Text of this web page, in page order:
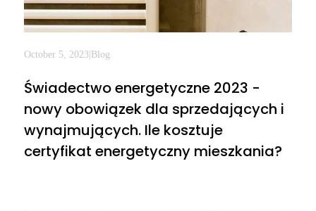
October 5, 2023|Blog
Świadectwo energetyczne 2023 -
nowy obowiązek dla sprzedających i
wynajmujących. Ile kosztuje
certyfikat energetyczny mieszkania?